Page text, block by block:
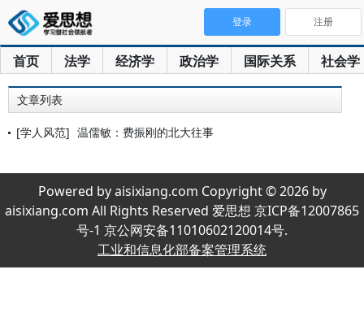
首页 法学 经济学 政治学 国际关系 社会学
登录 注册
文章列表
[学人风范] 温儒敏：费振刚的北大往事
Powered by aisixiang.com Copyright © 2026 by
aisixiang.com All Rights Reserved 爱思想 京ICP备12007865
号-1 京公网安备11010602120014号.
工业和信息化部备案管理系统